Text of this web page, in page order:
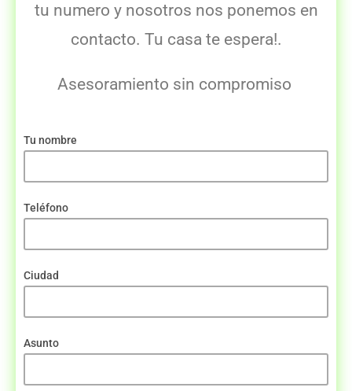
tu numero y nosotros nos ponemos en
contacto. Tu casa te espera!.
Asesoramiento sin compromiso
Tu nombre
Teléfono
Ciudad
Asunto